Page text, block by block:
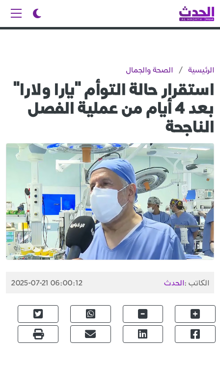
الرئيسية / الصحة والجمال
استقرار حالة التوأم "يارا ولارا"
بعد 4 أيام من عملية الفصل
الناجحة
الكاتب :الحدث 2025-07-21 06:00:12